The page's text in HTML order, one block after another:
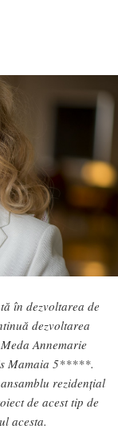
în dezvoltarea de
dezvoltarea
Annemarie
Mamaia 5*****.
rezidențial
de acest tip de
acesta.